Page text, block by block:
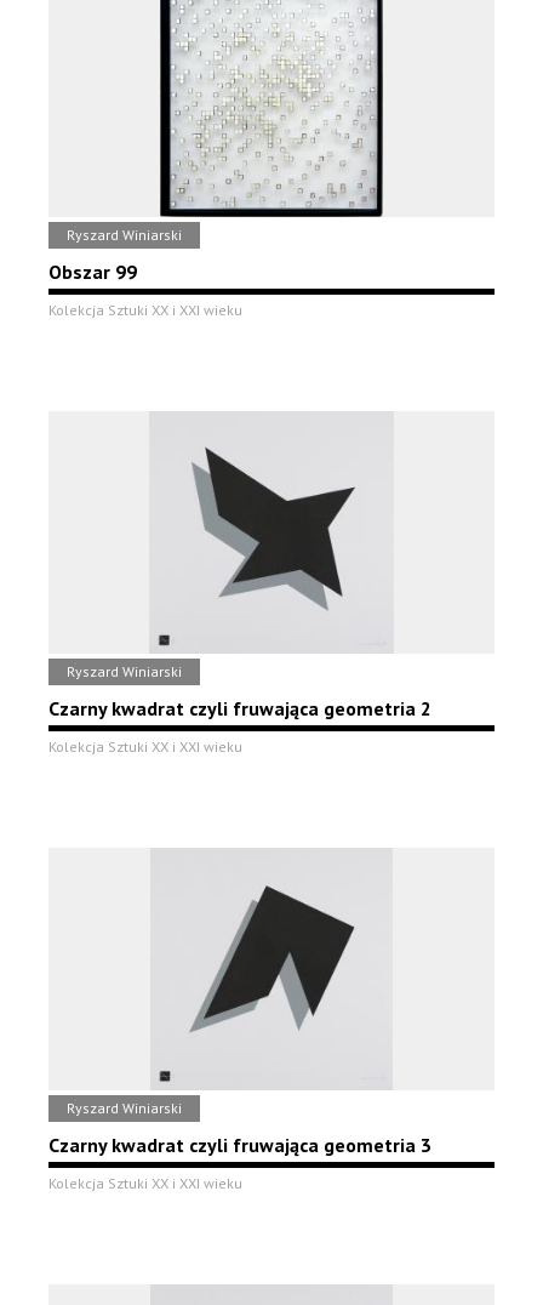
Ryszard Winiarski
Obszar 99
Kolekcja Sztuki XX i XXI wieku
Ryszard Winiarski
Czarny kwadrat czyli fruwająca geometria 2
Kolekcja Sztuki XX i XXI wieku
Ryszard Winiarski
Czarny kwadrat czyli fruwająca geometria 3
Kolekcja Sztuki XX i XXI wieku